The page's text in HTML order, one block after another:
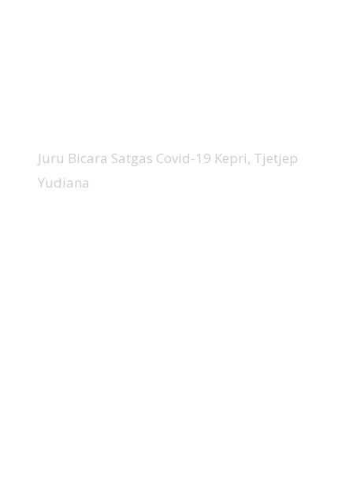
Juru Bicara Satgas Covid-19 Kepri, Tjetjep
Yudiana